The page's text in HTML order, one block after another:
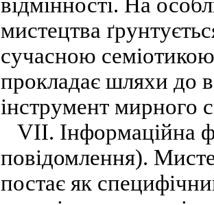
мистецтва
сучасною
прокладає шляхи до
інструмент мирного
VІІ. Інформаційна
повідомлення).
постає як